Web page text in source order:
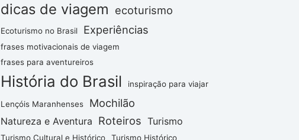
dicas de viagem ecoturismo
Ecoturismo no Brasil Experiências
frases motivacionais de viagem
frases para aventureiros
História do Brasil inspiração para viajar
Lençóis Maranhenses Mochilão
Natureza e Aventura Roteiros Turismo
Turismo Cultural e Histórico Turismo Histórico